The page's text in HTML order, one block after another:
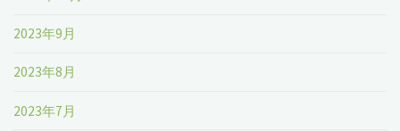
2023年9月
2023年8月
2023年7月